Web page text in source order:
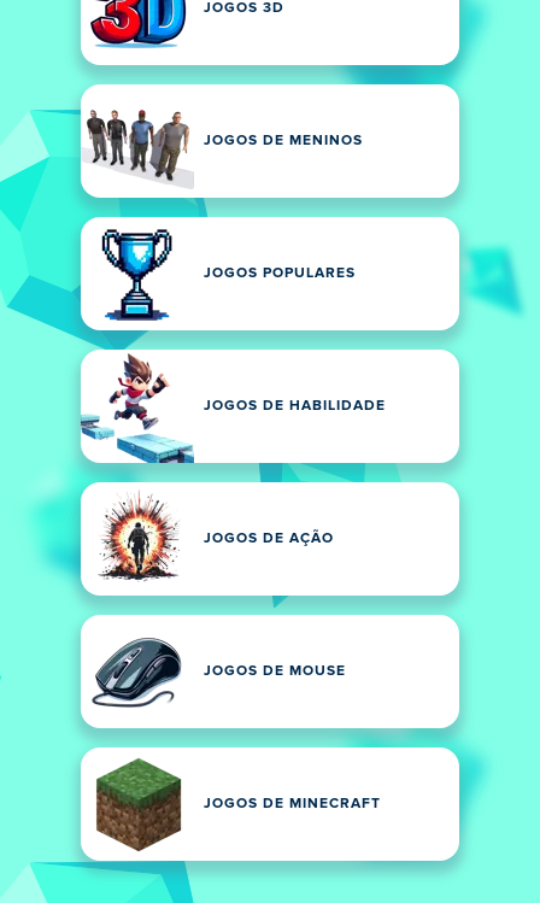
JOGOS 3D
JOGOS DE MENINOS
JOGOS POPULARES
JOGOS DE HABILIDADE
JOGOS DE AÇÃO
JOGOS DE MOUSE
JOGOS DE MINECRAFT